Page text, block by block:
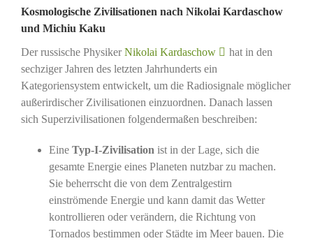
Kosmologische Zivilisationen nach Nikolai Kardaschow
und Michiu Kaku
Der russische PhysikerNikolai Kardaschow
hat in den
sechziger Jahren des letzten Jahrhunderts ein
Kategoriensystem entwickelt, um die Radiosignale möglicher
außerirdischer Zivilisationen einzuordnen. Danach lassen
sich Superzivilisationen folgendermaßen beschreiben:
Eine Typ-I-Zivilisation ist in der Lage, sich die
gesamte Energie eines Planeten nutzbar zu machen.
Sie beherrscht die von dem Zentralgestirn
einströmende Energie und kann damit das Wetter
kontrollieren oder verändern, die Richtung von
Tornados bestimmen oder Städte im Meer bauen. Die